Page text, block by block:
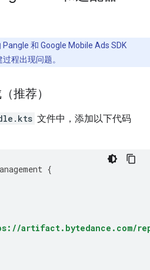
Pangle 和 Google Mobile Ads SDK
程出现问题。
推荐）
文件中，添加以下代码
{
artifact.bytedance.com/